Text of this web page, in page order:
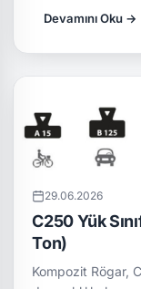
Devamını Oku →
29.06.2026
C250 Yük
Ton)
Kompozit Rögar,